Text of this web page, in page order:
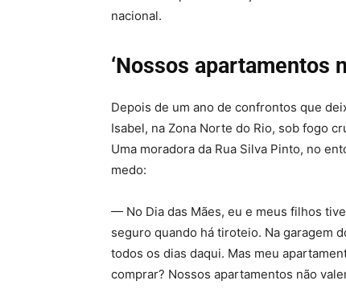
nacional.
‘Nossos apartamentos
Depois de um ano de confrontos que
Isabel, na Zona Norte do Rio, sob fogo
Uma moradora da Rua Silva Pinto, no
medo:
— No Dia das Mães, eu e meus filhos
seguro quando há tiroteio. Na garagem
todos os dias daqui. Mas meu
comprar? Nossos apartamentos não